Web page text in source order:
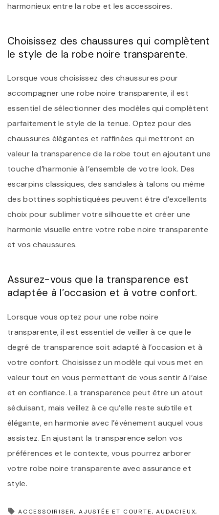
harmonieux entre la robe et les accessoires.
Choisissez des chaussures qui complètent
le style de la robe noire transparente.
Lorsque vous choisissez des chaussures pour
accompagner une robe noire transparente, il est
essentiel de sélectionner des modèles qui complètent
parfaitement le style de la tenue. Optez pour des
chaussures élégantes et raffinées qui mettront en
valeur la transparence de la robe tout en ajoutant une
touche d’harmonie à l’ensemble de votre look. Des
escarpins classiques, des sandales à talons ou même
des bottines sophistiquées peuvent être d’excellents
choix pour sublimer votre silhouette et créer une
harmonie visuelle entre votre robe noire transparente
et vos chaussures.
Assurez-vous que la transparence est
adaptée à l’occasion et à votre confort.
Lorsque vous optez pour une robe noire
transparente, il est essentiel de veiller à ce que le
degré de transparence soit adapté à l’occasion et à
votre confort. Choisissez un modèle qui vous met en
valeur tout en vous permettant de vous sentir à l’aise
et en confiance. La transparence peut être un atout
séduisant, mais veillez à ce qu’elle reste subtile et
élégante, en harmonie avec l’événement auquel vous
assistez. En ajustant la transparence selon vos
préférences et le contexte, vous pourrez arborer
votre robe noire transparente avec assurance et
style.
ACCESSOIRISER AJUSTÉE ET COURTE AUDACIEUX